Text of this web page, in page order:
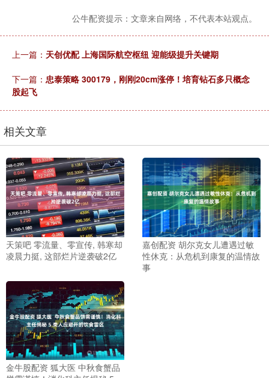
公牛配资提示：文章来自网络，不代表本站观点。
上一篇： 天创优配 上海国际航空枢纽 迎能级提升关键期
下一篇： 忠泰策略 300179，刚刚20cm涨停！培育钻石多只概念
股起飞
相关文章
天策吧 零流量、零宣传, 韩寒却
凌晨力挺, 这部烂片逆袭破2亿
嘉创配资 胡尔克女儿遭遇过敏
性休克：从危机到康复的温情故
事
金牛股配资 狐大医 中秋食蟹品